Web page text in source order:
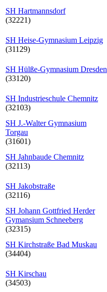
SH Hartmannsdorf
(32221)
SH Heise-Gymnasium Leipzig
(31129)
SH Hülße-Gymnasium Dresden
(33120)
SH Industrieschule Chemnitz
(32103)
SH J.-Walter Gymnasium
Torgau
(31601)
SH Jahnbaude Chemnitz
(32113)
SH Jakobstraße
(32116)
SH Johann Gottfried Herder
Gymansium Schneeberg
(32315)
SH Kirchstraße Bad Muskau
(34404)
SH Kirschau
(34503)